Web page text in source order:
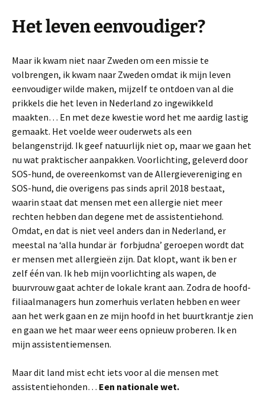
Het leven eenvoudiger?
Maar ik kwam niet naar Zweden om een missie te
volbrengen, ik kwam naar Zweden omdat ik mijn leven
eenvoudiger wilde maken, mijzelf te ontdoen van al die
prikkels die het leven in Nederland zo ingewikkeld
maakten… En met deze kwestie word het me aardig lastig
gemaakt. Het voelde weer ouderwets als een
belangenstrijd. Ik geef natuurlijk niet op, maar we gaan het
nu wat praktischer aanpakken. Voorlichting, geleverd door
SOS-hund, de overeenkomst van de Allergievereniging en
SOS-hund, die overigens pas sinds april 2018 bestaat,
waarin staat dat mensen met een allergie niet meer
rechten hebben dan degene met de assistentiehond.
Omdat, en dat is niet veel anders dan in Nederland, er
meestal na ‘alla hundar är forbjudna’ geroepen wordt dat
er mensen met allergieën zijn. Dat klopt, want ik ben er
zelf één van. Ik heb mijn voorlichting als wapen, de
buurvrouw gaat achter de lokale krant aan. Zodra de hoofd-
filiaalmanagers hun zomerhuis verlaten hebben en weer
aan het werk gaan en ze mijn hoofd in het buurtkrantje zien
en gaan we het maar weer eens opnieuw proberen. Ik en
mijn assistentiemensen.
Maar dit land mist echt iets voor al die mensen met
assistentiehonden… Een nationale wet.